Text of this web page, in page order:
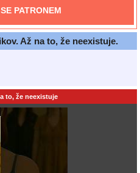
PATRONEM
Až na to, že neexistuje.
to, že neexistuje